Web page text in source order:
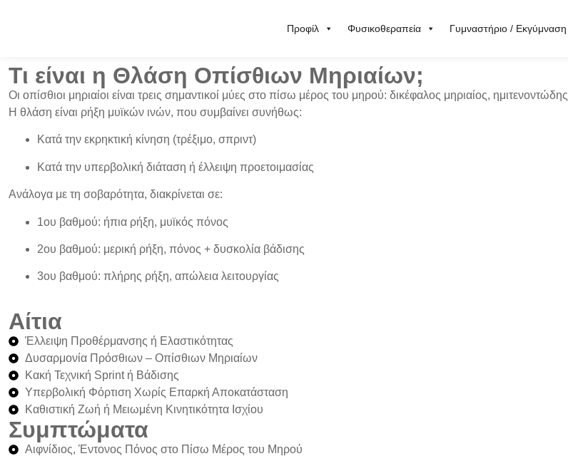
Προφίλ Φυσικοθεραπεία Γυμναστήριο / Εκγύμναση
Τι είναι η Θλάση Οπίσθιων Μηριαίων;
Οι οπίσθιοι μηριαίοι είναι τρεις σημαντικοί μύες στο πίσω μέρος του μηρού: δικέφαλος μηριαίος, ημιτενοντώδης
Η θλάση είναι ρήξη μυϊκών ινών, που συμβαίνει συνήθως:
Κατά την εκρηκτική κίνηση (τρέξιμο, σπριντ)
Κατά την υπερβολική διάταση ή έλλειψη προετοιμασίας
Ανάλογα με τη σοβαρότητα, διακρίνεται σε:
1ου βαθμού: ήπια ρήξη, μυϊκός πόνος
2ου βαθμού: μερική ρήξη, πόνος + δυσκολία βάδισης
3ου βαθμού: πλήρης ρήξη, απώλεια λειτουργίας
Αίτια
Έλλειψη Προθέρμανσης ή Ελαστικότητας
Δυσαρμονία Πρόσθιων – Οπίσθιων Μηριαίων
Κακή Τεχνική Sprint ή Βάδισης
Υπερβολική Φόρτιση Χωρίς Επαρκή Αποκατάσταση
Καθιστική Ζωή ή Μειωμένη Κινητικότητα Ισχίου
Συμπτώματα
Αιφνίδιος, Έντονος Πόνος στο Πίσω Μέρος του Μηρού